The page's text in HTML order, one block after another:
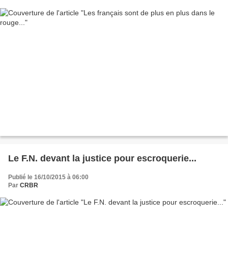
Le F.N. devant la justice pour escroquerie...
Publié le 16/10/2015 à 06:00
Par CRBR